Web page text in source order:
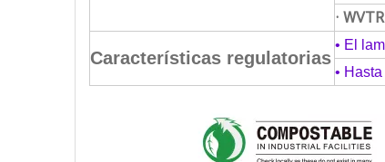
·
Características regulatorias
• El
•